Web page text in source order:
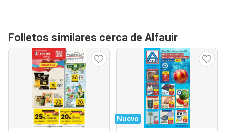
Folletos similares cerca de Alfauir
Nuevo